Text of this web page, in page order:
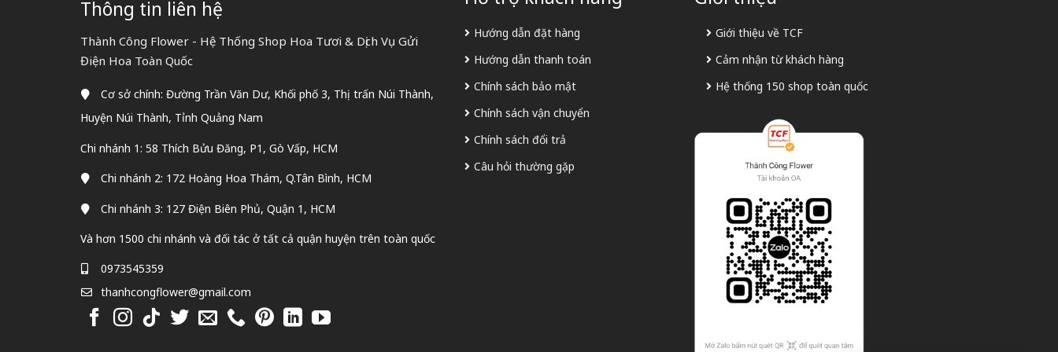
Thông tin liên hệ
Thành Công Flower - Hệ Thống Shop Hoa Tươi & Dịch Vụ Gửi
Điện Hoa Toàn Quốc
Cơ sở chính: Đường Trần Văn Dư, Khối phố 3, Thị trấn Núi Thành,
Huyện Núi Thành, Tỉnh Quảng Nam
Chi nhánh 1: 58 Thích Bửu Đăng, P1, Gò Vấp, HCM
Chi nhánh 2: 172 Hoàng Hoa Thám, Q.Tân Bình, HCM
Chi nhánh 3: 127 Điện Biên Phủ, Quận 1, HCM
Và hơn 1500 chi nhánh và đối tác ở tất cả quận huyện trên toàn quốc
0973545359
thanhcongflower@gmail.com
Hướng dẫn đặt hàng
Hướng dẫn thanh toán
Chính sách bảo mật
Chính sách vận chuyển
Chính sách đổi trả
Câu hỏi thường gặp
Giới thiệu về TCF
Cảm nhận từ khách hàng
Hệ thống 150 shop toàn quốc